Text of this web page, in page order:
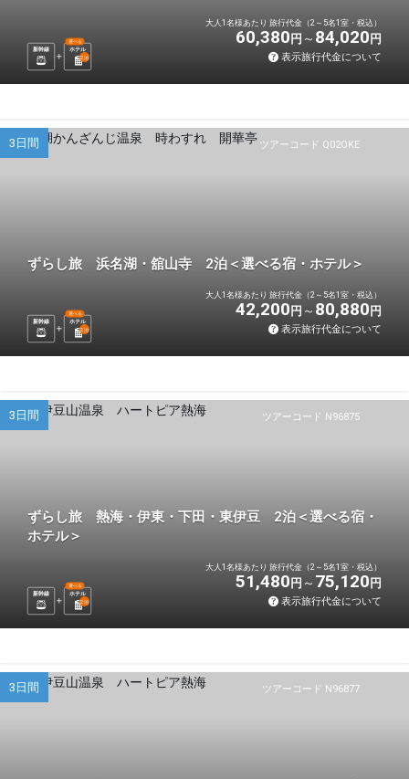
新幹線 ホテル
選べる
2泊
大人1名様あたり 旅行代金（2～5名1室・税込）
60,380 円 84,020 円
表示旅行代金について
ツアーコード Q02OKE
3日間
ずらし旅 浜名湖・舘山寺 2泊＜選べる宿・ホテル＞
新幹線 ホテル
選べる
2泊
大人1名様あたり 旅行代金（2～5名1室・税込）
42,200 円 80,880 円
表示旅行代金について
ツアーコード N96875
3日間
ずらし旅 熱海・伊東・下田・東伊豆 2泊＜選べる宿・
ホテル＞
新幹線 ホテル
選べる
2泊
大人1名様あたり 旅行代金（2～5名1室・税込）
51,480 円 75,120 円
表示旅行代金について
ツアーコード N96877
3日間